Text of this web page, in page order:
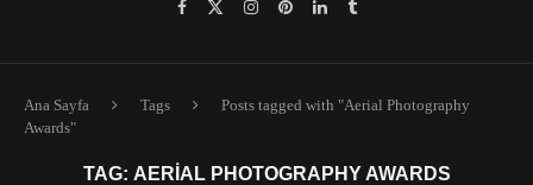
Ana Sayfa Tags
Posts tagged with "Aerial Photography
Awards"
TAG: AERIAL PHOTOGRAPHY AWARDS